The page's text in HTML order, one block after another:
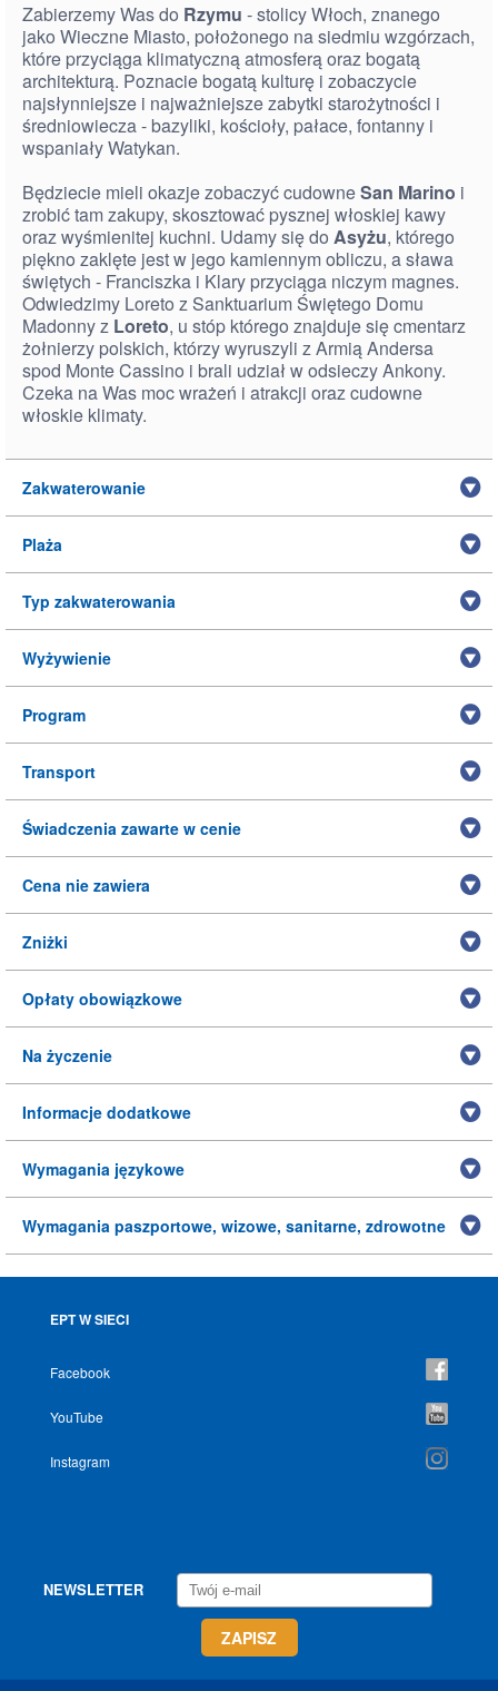
Zabierzemy Was do Rzymu - stolicy Włoch, znanego
jako Wieczne Miasto, położonego na siedmiu wzgórzach,
które przyciąga klimatyczną atmosferą oraz bogatą
architekturą. Poznacie bogatą kulturę i zobaczycie
najsłynniejsze i najważniejsze zabytki starożytności i
średniowiecza - bazyliki, kościoły, pałace, fontanny i
wspaniały Watykan.
Będziecie mieli okazje zobaczyć cudowneSan Marino i
zrobić tam zakupy, skosztować pysznej włoskiej kawy
oraz wyśmienitej kuchni. Udamy się do Asyżu, którego
piękno zaklęte jest w jego kamiennym obliczu, a sława
świętych - Franciszka i Klary przyciąga niczym magnes.
Odwiedzimy Loreto z Sanktuarium Świętego Domu
Madonny z Loreto, u stóp którego znajduje się cmentarz
żołnierzy polskich, którzy wyruszyli z Armią Andersa
spod Monte Cassino i brali udział w odsieczy Ankony.
Czeka na Was moc wrażeń i atrakcji oraz cudowne
włoskie klimaty.
Zakwaterowanie
Plaża
Typ zakwaterowania
Wyżywienie
Program
Transport
Świadczenia zawarte w cenie
Cena nie zawiera
Zniżki
Opłaty obowiązkowe
Na życzenie
Informacje dodatkowe
Wymagania językowe
Wymagania paszportowe, wizowe, sanitarne, zdrowotne
EPT W SIECI
Facebook
YouTube
Instagram
NEWSLETTER